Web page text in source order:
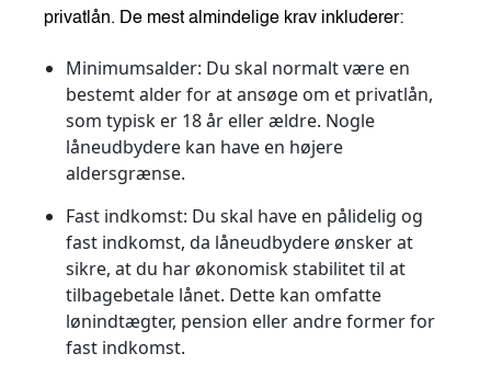
privatlån. De mest almindelige krav inkluderer:
Minimumsalder: Du skal normalt være en
bestemt alder for at ansøge om et privatlån,
som typisk er 18 år eller ældre. Nogle
låneudbydere kan have en højere
aldersgrænse.
Fast indkomst: Du skal have en pålidelig og
fast indkomst, da låneudbydere ønsker at
sikre, at du har økonomisk stabilitet til at
tilbagebetale lånet. Dette kan omfatte
lønindtægter, pension eller andre former for
fast indkomst.